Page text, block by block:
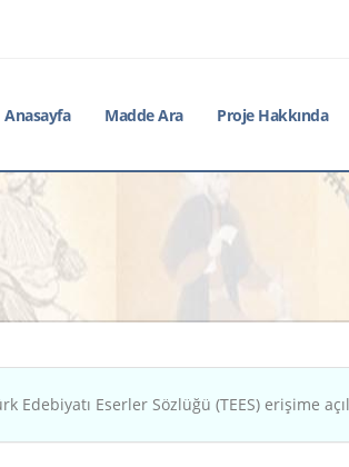
Anasayfa Madde Ara Proje Hakkında
Edebiyatı Eserler Sözlüğü (TEES) erişime